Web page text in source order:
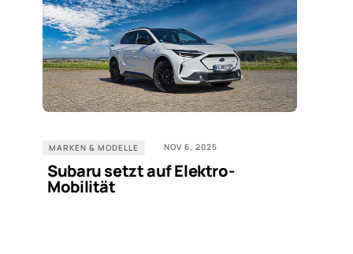
MARKEN & MODELLE NOV 6, 2025
Subaru setzt auf Elektro-
Mobilität